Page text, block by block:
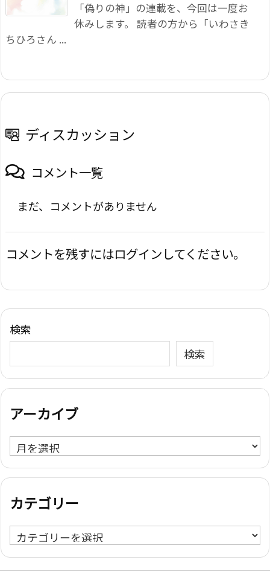
「偽りの神」の連載を、今回は一度お
休みします。 読者の方から「いわさき
ちひろさん ...
ディスカッション
コメント一覧
まだ、コメントがありません
コメントを残すにはログインしてください。
検索
検索
アーカイブ
ア
ー
カ
ブ
カテゴリー
カ
テ